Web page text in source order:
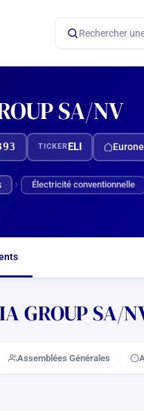
Rechercher
SA/NV
TICKER ELI
Électricité conventionnelle
GROUP
Assemblées Générales